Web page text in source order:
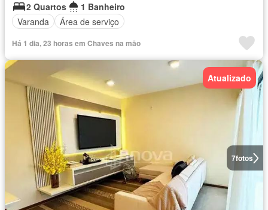
2 Quartos
1 Banheiro
Varanda
Área de serviço
Há 1 dia, 23 horas em Chaves na mão
7fotos
Atualizado